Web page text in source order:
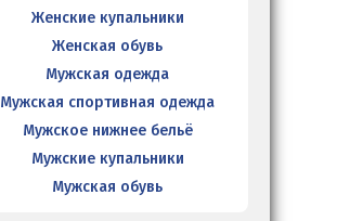
Женские купальники
Женская обувь
Мужская одежда
Мужская спортивная одежда
Мужское нижнее бельё
Мужские купальники
Мужская обувь